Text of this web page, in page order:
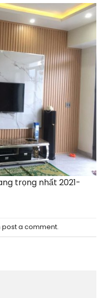
trọng nhất 2021-
post a comment.